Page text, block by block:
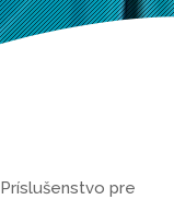
Príslušenstvo pre